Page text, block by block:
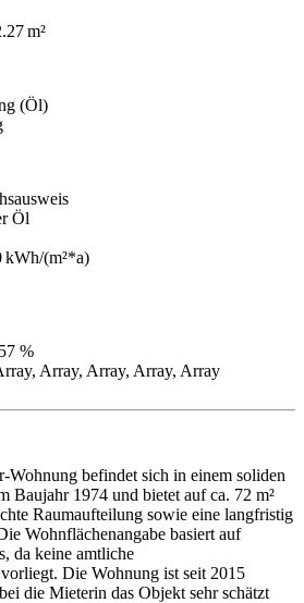
m²
(Öl)
Öl
kWh/(m²*a)
%
Array, Array, Array, Array
Wohnung befindet sich in einem soliden
Baujahr 1974 und bietet auf ca. 72 m²
Raumaufteilung sowie eine langfristig
Wohnflächenangabe basiert auf
da keine amtliche
Die Wohnung ist seit 2015
die Mieterin das Objekt sehr schätzt